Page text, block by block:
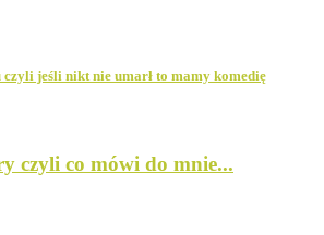
czyli jeśli nikt nie umarł to mamy komedię
czyli co mówi do mnie...